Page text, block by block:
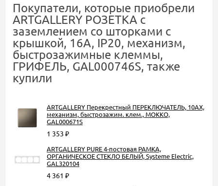
Покупатели, которые приобрели
ARTGALLERY РОЗЕТКА с
заземлением со шторками с
крышкой, 16А, IP20, механизм,
быстрозажимные клеммы,
ГРИФЕЛЬ, GAL000746S, также
купили
ARTGALLERY Перекрестный ПЕРЕКЛЮЧАТЕЛЬ, 10АХ,
механизм, быстрозажим. клем., МОККО,
GAL000671S
1 353 ₽
ARTGALLERY PURE 4-постовая РАМКА,
ОРГАНИЧЕСКОЕ СТЕКЛО БЕЛЫЙ, Systeme Electric,
GAL320104
4 361 ₽